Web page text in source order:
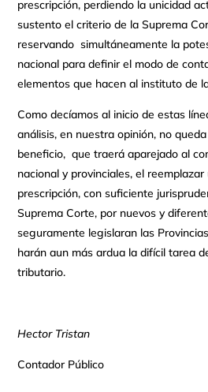
prescripción, perdiendo la unicidad
sustento el criterio de la Suprema
reservando simultáneamente la
nacional para definir el modo de
elementos que hacen al instituto de
Como decíamos al inicio de estas
análisis, en nuestra opinión, no
beneficio, que traerá aparejado al
nacional y provinciales, el
prescripción, con suficiente
Suprema Corte, por nuevos y
seguramente legislaran las
harán aun más ardua la difícil tarea
tributario.
Hector Tristan
Contador Público